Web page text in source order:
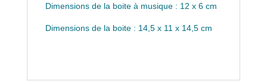
Dimensions de la boite à musique : 12 x 6 cm
Dimensions de la boite : 14,5 x 11 x 14,5 cm